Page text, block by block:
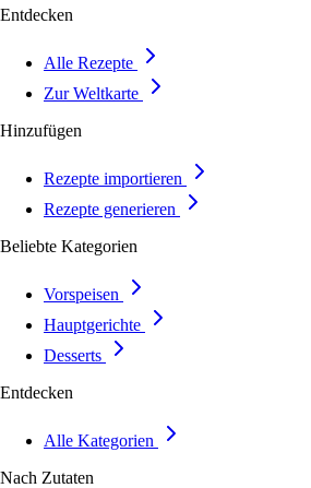
Entdecken
Alle Rezepte
Zur Weltkarte
Hinzufügen
Rezepte importieren
Rezepte generieren
Beliebte Kategorien
Vorspeisen
Hauptgerichte
Desserts
Entdecken
Alle Kategorien
Nach Zutaten